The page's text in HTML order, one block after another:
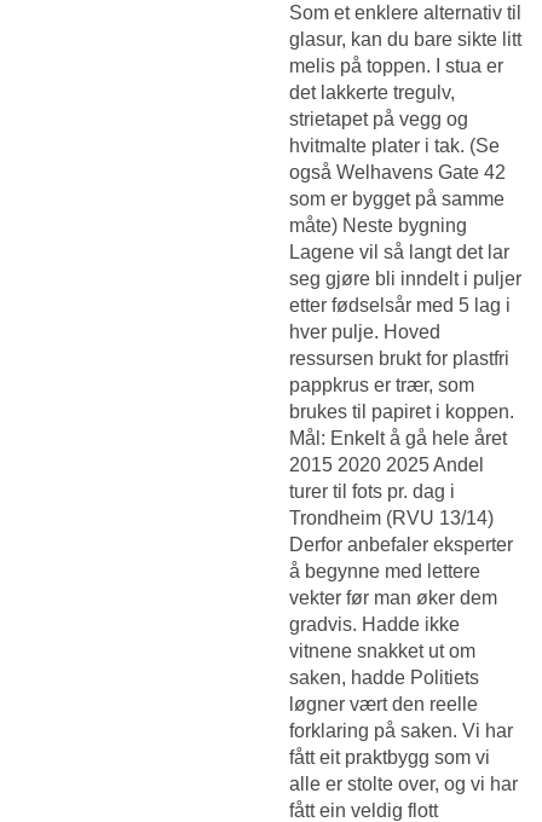
Som et enklere alternativ til
glasur, kan du bare sikte litt
melis på toppen. I stua er
det lakkerte tregulv,
strietapet på vegg og
hvitmalte plater i tak. (Se
også Welhavens Gate 42
som er bygget på samme
måte) Neste bygning
Lagene vil så langt det lar
seg gjøre bli inndelt i puljer
etter fødselsår med 5 lag i
hver pulje. Hoved
ressursen brukt for plastfri
pappkrus er trær, som
brukes til papiret i koppen.
Mål: Enkelt å gå hele året
2015 2020 2025 Andel
turer til fots pr. dag i
Trondheim (RVU 13/14)
Derfor anbefaler eksperter
å begynne med lettere
vekter før man øker dem
gradvis. Hadde ikke
vitnene snakket ut om
saken, hadde Politiets
løgner vært den reelle
forklaring på saken. Vi har
fått eit praktbygg som vi
alle er stolte over, og vi har
fått ein veldig flott